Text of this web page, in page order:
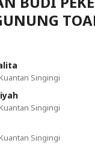
Singingi
Singingi
Singingi